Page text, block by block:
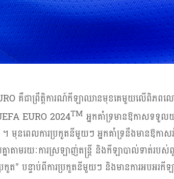
គឺជាព្រឹត្តិការណ៍កីឡាឈានមុខគេមួយលើពិភពលោ
EURO 2024TM អ្នកគាំទ្រមានឱកាសទទួ
។ មុនពេលការប្រកួតនីមួយៗ អ្នកគាំទ្រនឹងមានឱក
តាមរយៈការស្រឡាញ់តន្ត្រី និងកីឡាបាល់ទាត់របស់
រកួត" បន្ទាប់ពីការប្រកួតនីមួយៗ និងមានការអបអរកី